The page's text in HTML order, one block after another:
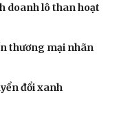
doanh lô than hoạt
thương mại nhãn
đổi xanh